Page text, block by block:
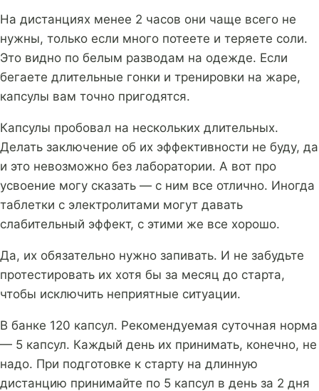
На дистанциях менее 2 часов они чаще всего не
нужны, только если много потеете и теряете соли.
Это видно по белым разводам на одежде. Если
бегаете длительные гонки и тренировки на жаре,
капсулы вам точно пригодятся.
Капсулы пробовал на нескольких длительных.
Делать заключение об их эффективности не буду, да
и это невозможно без лаборатории. А вот про
усвоение могу сказать — с ним все отлично. Иногда
таблетки с электролитами могут давать
слабительный эффект, с этими же все хорошо.
Да, их обязательно нужно запивать. И не забудьте
протестировать их хотя бы за месяц до старта,
чтобы исключить неприятные ситуации.
В банке 120 капсул. Рекомендуемая суточная норма
— 5 капсул. Каждый день их принимать, конечно, не
надо. При подготовке к старту на длинную
дистанцию принимайте по 5 капсул в день за 2 дня